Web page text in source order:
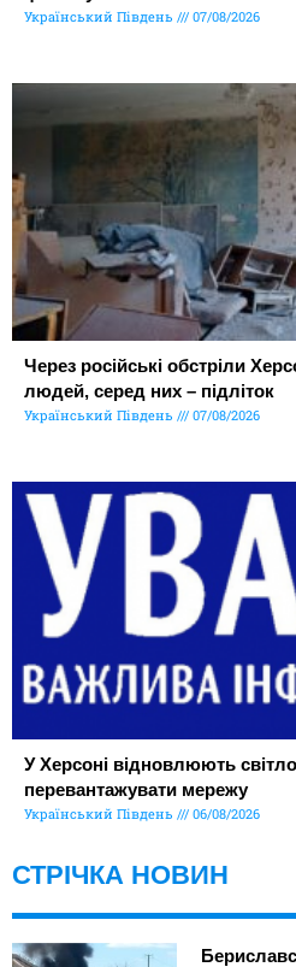
Український Південь 07/08/2026
Через російські обстріли
людей, серед них – підліток
Український Південь 07/08/2026
У Херсоні відновлюють
перевантажувати мережу
Український Південь 06/08/2026
СТРІЧКА НОВИН